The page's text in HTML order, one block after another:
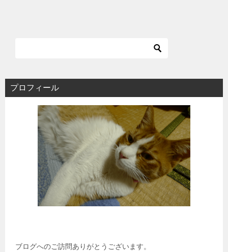
プロフィール
ブログへのご訪問ありがとうございます。